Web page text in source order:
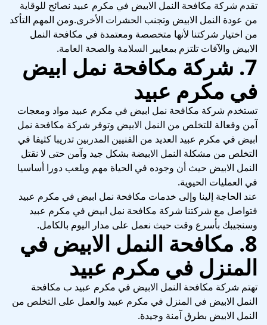
تقدم شركة مكافحة النمل الابيض في مكرم عبيد نصائح للوقاية
من عودة النمل الابيض وتجنب الحشرات الأخرى.ومن المهم التأكد
من اختيار شركتنا لأنها متخصصة ومعتمدة في مكافحة النمل
الابيض والآفات تلتزم بمعايير السلامة والصحة العامة.
7. شركة مكافحة نمل ابيض
في مكرم عبيد
تستخدم شركة مكافحة نمل ابيض في مكرم عبيد مواد ومعجات
آمن وفعالة للتخلص من النمل الابيض وتوفر شركة مكافحة نمل
ابيض في مكرم عبيد العديد من الفنيين المدربين تدريبا كثيفا في
التخلص من مشكلة النمل الابيضة بشكل جيد وآمن حتى لا نقتل
النمل الابيض حيث أن وجوده في الحياة مهم ويلعب دورا أساسيا
في العمليات الحيوية.
عند الحاجة إلينا وإلى خدمات مكافحة نمل ابيض في مكرم عبيد
فتواصل مع شركتنا شركة مكافحة نمل ابيض في مكرم عبيد
وسنجيبك بأسرع وقت حيث نعمل على مدار اليوم بالكامل.
8. مكافحة النمل الابيض في
المنزل في مكرم عبيد
تهتم شركة مكافحة النمل الابيض في مكرم عبيد ب مكافحة
النمل الابيض في المنزل في مكرم عبيد والعمل على التخلص من
النمل الابيض بطرق آمنة وجيدة.